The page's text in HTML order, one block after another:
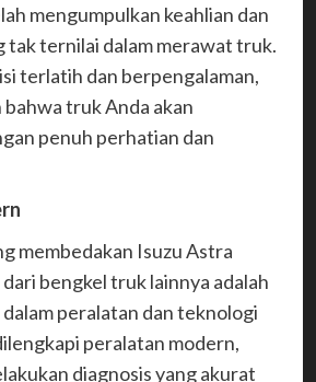
mengumpulkan keahlian dan
tak ternilai dalam merawat truk.
terlatih dan berpengalaman,
truk Anda akan
penuh perhatian dan
membedakan Isuzu Astra
bengkel truk lainnya adalah
peralatan dan teknologi
peralatan modern,
diagnosis yang akurat